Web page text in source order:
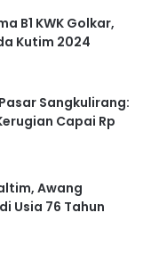
B1 KWK Golkar,
Kutim 2024
Sangkulirang:
Capai Rp
Awang
Usia 76 Tahun